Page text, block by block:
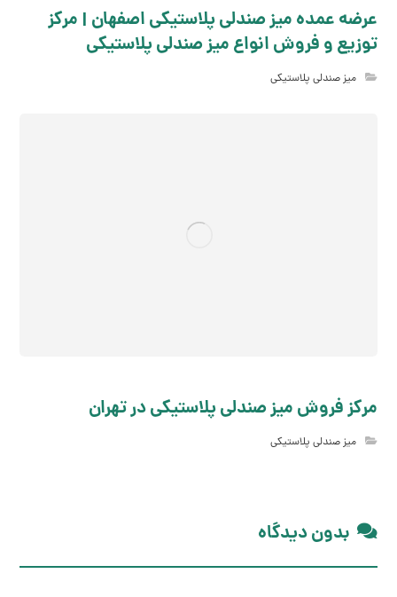
عرضه عمده میز صندلی پلاستیکی اصفهان | مرکز
توزیع و فروش انواع میز صندلی پلاستیکی
میز صندلی پلاستیکی
مرکز فروش میز صندلي پلاستیکي در تهران
میز صندلی پلاستیکی
بدون دیدگاه